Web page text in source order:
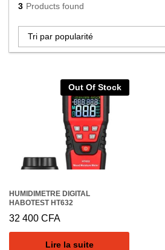
3 Products found
Tri par popularité
Out Of Stock
HUMIDIMETRE DIGITAL
HABOTEST HT632
32 400 CFA
Lire la suite